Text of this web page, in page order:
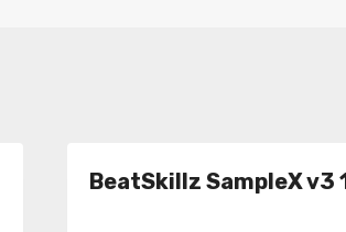
BeatSkillz SampleX v3